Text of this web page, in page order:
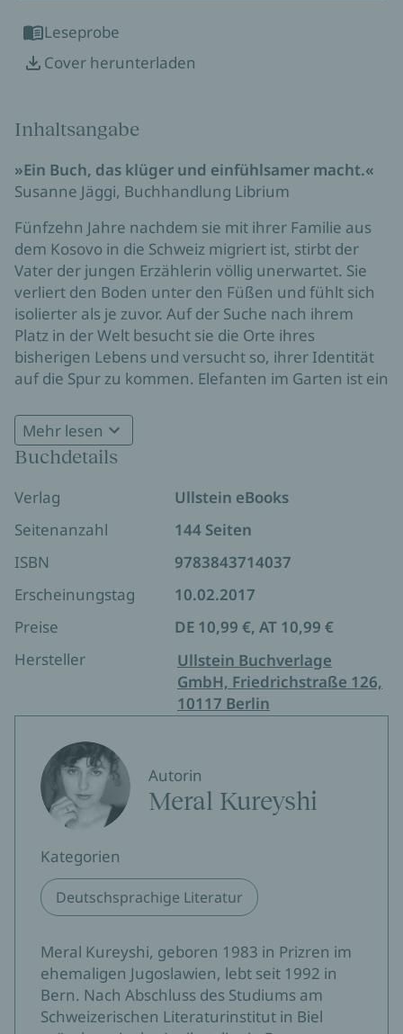
Leseprobe
Cover herunterladen
Inhaltsangabe
»Ein Buch, das klüger und einfühlsamer macht.«
Susanne Jäggi, Buchhandlung Librium
Fünfzehn Jahre nachdem sie mit ihrer Familie aus
dem Kosovo in die Schweiz migriert ist, stirbt der
Vater der jungen Erzählerin völlig unerwartet. Sie
verliert den Boden unter den Füßen und fühlt sich
isolierter als je zuvor. Auf der Suche nach ihrem
Platz in der Welt besucht sie die Orte ihres
bisherigen Lebens und versucht so, ihrer Identität
auf die Spur zu kommen. Elefanten im Garten ist ein
geprägtes Leben, über Herkunft und Entfremdung,
Verlust und Beharren, aber auch über Neubeginn
und Rettung.
Mehr lesen
Buchdetails
Verlag
Ullstein eBooks
Seitenanzahl
144 Seiten
ISBN
9783843714037
Erscheinungstag
10.02.2017
Preise
DE 10,99 €, AT 10,99 €
Hersteller
Ullstein Buchverlage
GmbH, Friedrichstraße 126,
10117 Berlin
Autorin
Meral Kureyshi
Kategorien
Deutschsprachige Literatur
Meral Kureyshi, geboren 1983 in Prizren im
ehemaligen Jugoslawien, lebt seit 1992 in
Bern. Nach Abschluss des Studiums am
Schweizerischen Literaturinstitut in Biel